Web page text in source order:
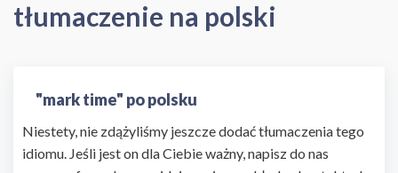
tłumaczenie na polski
"mark time" po polsku
Niestety, nie zdążyliśmy jeszcze dodać tłumaczenia tego
idiomu. Jeśli jest on dla Ciebie ważny, napisz do nas